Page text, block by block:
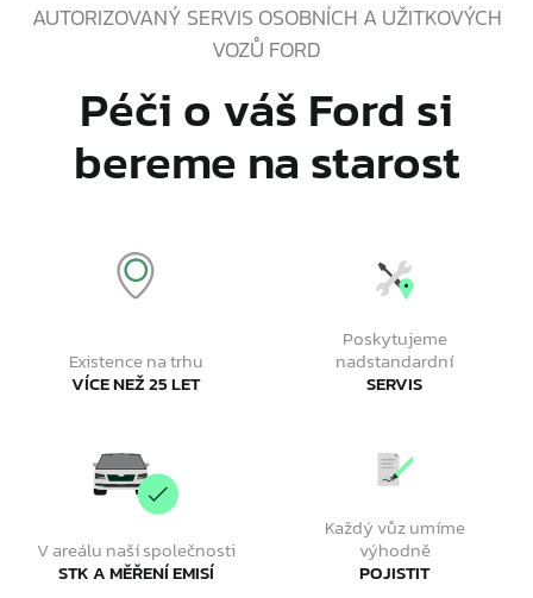
AUTORIZOVANÝ SERVIS OSOBNÍCH A UŽITKOVÝCH
VOZŮ FORD
Péči o váš Ford si
bereme na starost
Existence na trhu
VÍCE NEŽ 25 LET
Poskytujeme
nadstandardní
SERVIS
V areálu naší společnosti
STK A MĚŘENÍ EMISÍ
Každý vůz umíme
výhodně
POJISTIT